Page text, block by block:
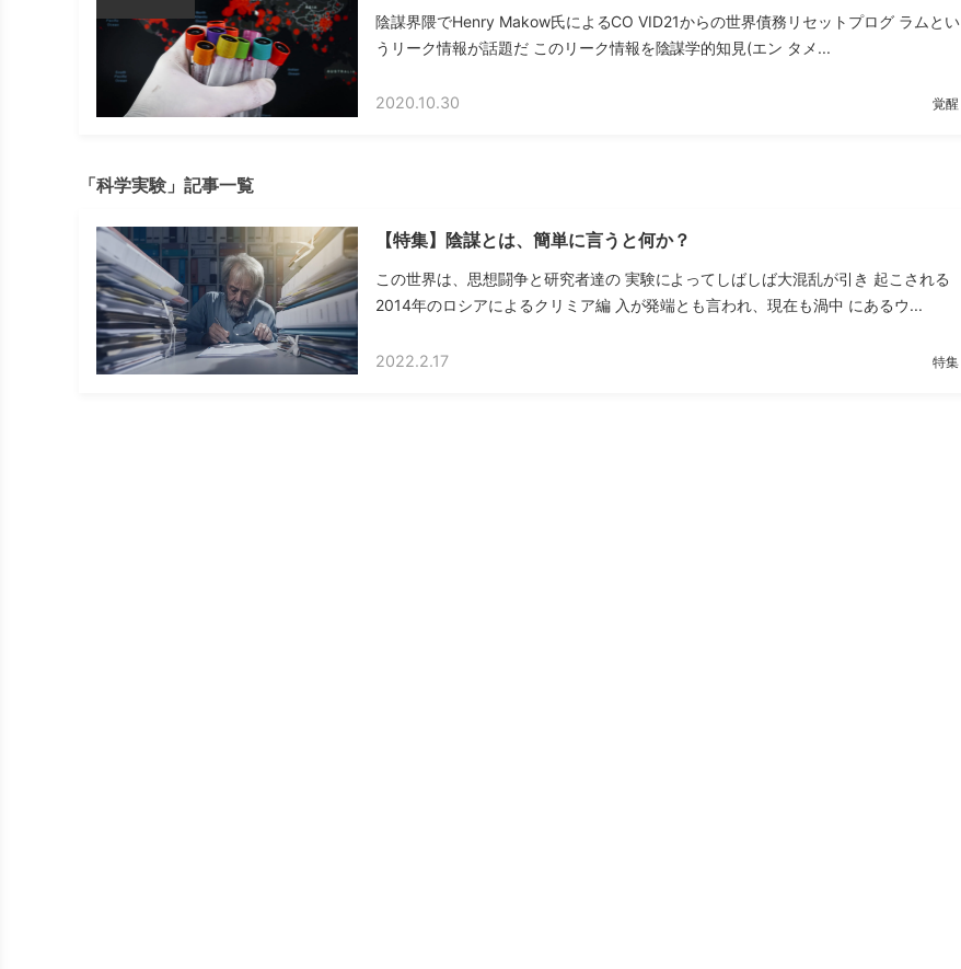
陰謀界隈でHenry Makow氏によるCO VID21からの世界債務リセットプログ ラムとい
うリーク情報が話題だ このリーク情報を陰謀学的知見(エン タメ...
2020.10.30 覚醒
「科学実験」記事一覧
【特集】陰謀とは、簡単に言うと何か？
この世界は、思想闘争と研究者達の 実験によってしばしば大混乱が引き 起こされる
2014年のロシアによるクリミア編 入が発端とも言われ、現在も渦中 にあるウ...
2022.2.17 特集